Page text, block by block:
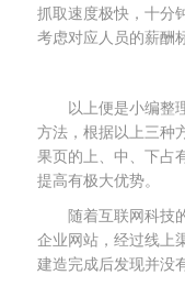
抓取速度极快，十分
考虑对应人员的薪酬
以上便是小编整
方法，根据以上三种
果页的上、中、下占
提高有极大优势。
随着互联网科技
企业网站，经过线上
建造完成后发现并没